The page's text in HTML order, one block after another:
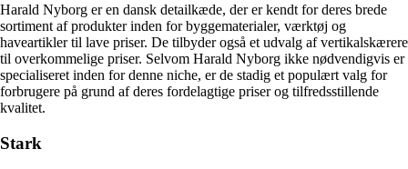
Harald Nyborg er en dansk detailkæde, der er kendt for deres brede
sortiment af produkter inden for byggematerialer, værktøj og
haveartikler til lave priser. De tilbyder også et udvalg af vertikalskærere
til overkommelige priser. Selvom Harald Nyborg ikke nødvendigvis er
specialiseret inden for denne niche, er de stadig et populært valg for
forbrugere på grund af deres fordelagtige priser og tilfredsstillende
kvalitet.
Stark